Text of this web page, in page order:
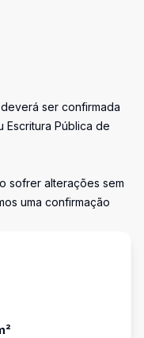
ser confirmada
Escritura Pública de
sofrer alterações sem
uma confirmação